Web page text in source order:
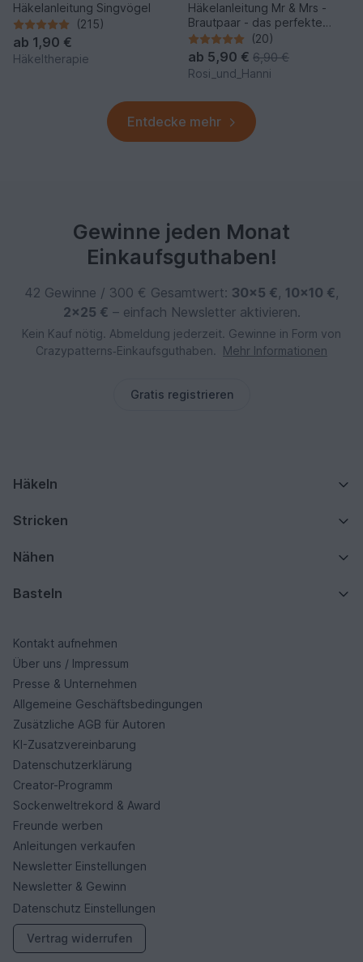
Häkelanleitung Singvögel
(215)
ab 1,90 €
Häkeltherapie
Häkelanleitung Mr & Mrs -
Brautpaar - das perfekte
Hochzeitsgeschenk
(20)
ab 5,90 € 6,90 €
Rosi_und_Hanni
Entdecke mehr
Gewinne jeden Monat
Einkaufsguthaben!
42 Gewinne / 300 € Gesamtwert: 30×5 €, 10×10 €,
2×25 € – einfach Newsletter aktivieren.
Kein Kauf nötig. Abmeldung jederzeit. Gewinne in Form von
Crazypatterns‑Einkaufsguthaben.
Mehr Informationen
Gratis registrieren
Häkeln
Stricken
Nähen
Basteln
Kontakt aufnehmen
Über uns / Impressum
Presse & Unternehmen
Allgemeine Geschäftsbedingungen
Zusätzliche AGB für Autoren
KI-Zusatzvereinbarung
Datenschutzerklärung
Creator-Programm
Sockenweltrekord & Award
Freunde werben
Anleitungen verkaufen
Newsletter Einstellungen
Newsletter & Gewinn
Datenschutz Einstellungen
Vertrag widerrufen